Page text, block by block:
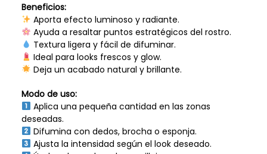
Beneficios:
Aporta efecto luminoso y radiante.
Ayuda a resaltar puntos estratégicos del rostro.
Textura ligera y fácil de difuminar.
Ideal para looks frescos y glow.
Deja un acabado natural y brillante.
Modo de uso:
Aplica una pequeña cantidad en las zonas
deseadas.
Difumina con dedos, brocha o esponja.
Ajusta la intensidad según el look deseado.